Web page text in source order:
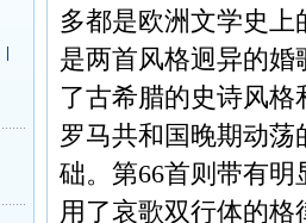
多都是欧洲文学史上
是两首风格迥异的婚
了古希腊的史诗风
罗马共和国晚期动
础。第66首则带有明
用了哀歌双行体的